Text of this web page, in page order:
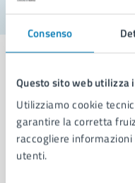
Consenso
Questo sito web utilizza
Utilizziamo cookie
garantire la corretta
raccogliere
utenti.
Comune di
AMMINISTRAZIONE